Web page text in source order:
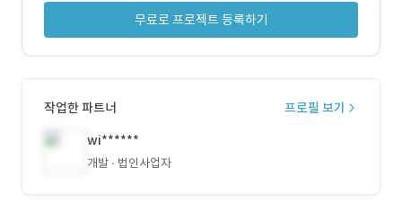
무료로 프로젝트 등록하기
작업한 파트너
프로필 보기
wi******
개발 법인사업자